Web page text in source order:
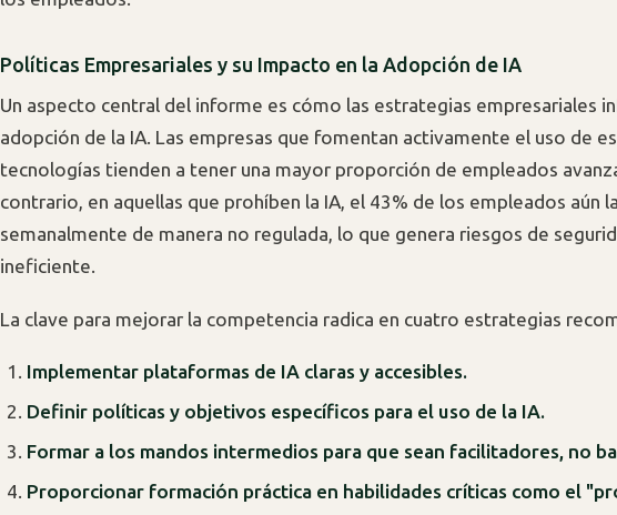
Políticas Empresariales y su Impacto en la Adopción de IA
Un aspecto central del informe es cómo las estrategias empresariales
adopción de la IA. Las empresas que fomentan activamente el uso de
tecnologías tienden a tener una mayor proporción de empleados
contrario, en aquellas que prohíben la IA, el 43% de los empleados aún
semanalmente de manera no regulada, lo que genera riesgos de
ineficiente.
La clave para mejorar la competencia radica en cuatro estrategias
Implementar plataformas de IA claras y accesibles.
Definir políticas y objetivos específicos para el uso de la IA.
Formar a los mandos intermedios para que sean facilitadores, no
Proporcionar formación práctica en habilidades críticas como el